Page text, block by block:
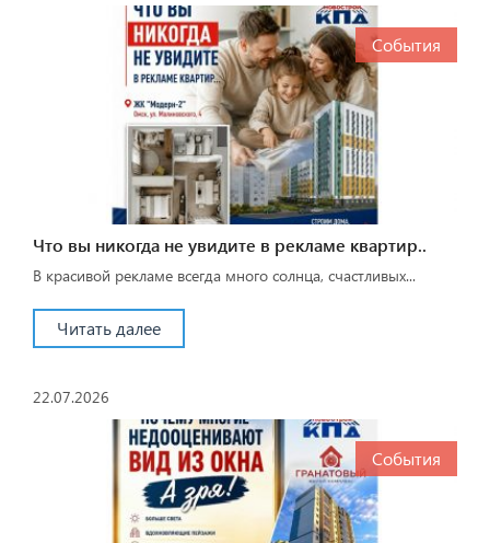
События
Что вы никогда не увидите в рекламе квартир..
В красивой рекламе всегда много солнца, счастливых...
Читать далее
22.07.2026
События